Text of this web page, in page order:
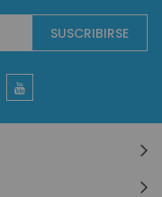
SUSCRIBIRSE